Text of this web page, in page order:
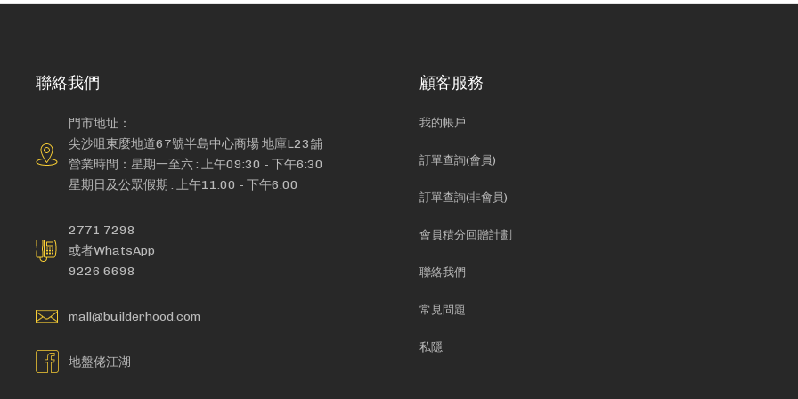
聯絡我們
門市地址：
尖沙咀東麼地道67號半島中心商場 地庫L23舖
營業時間：星期一至六 : 上午09:30 - 下午6:30
星期日及公眾假期 : 上午11:00 - 下午6:00
2771 7298
或者WhatsApp
9226 6698
mall@builderhood.com
地盤佬江湖
顧客服務
我的帳戶
訂單查詢(會員)
訂單查詢(非會員)
會員積分回贈計劃
聯絡我們
常見問題
私隱